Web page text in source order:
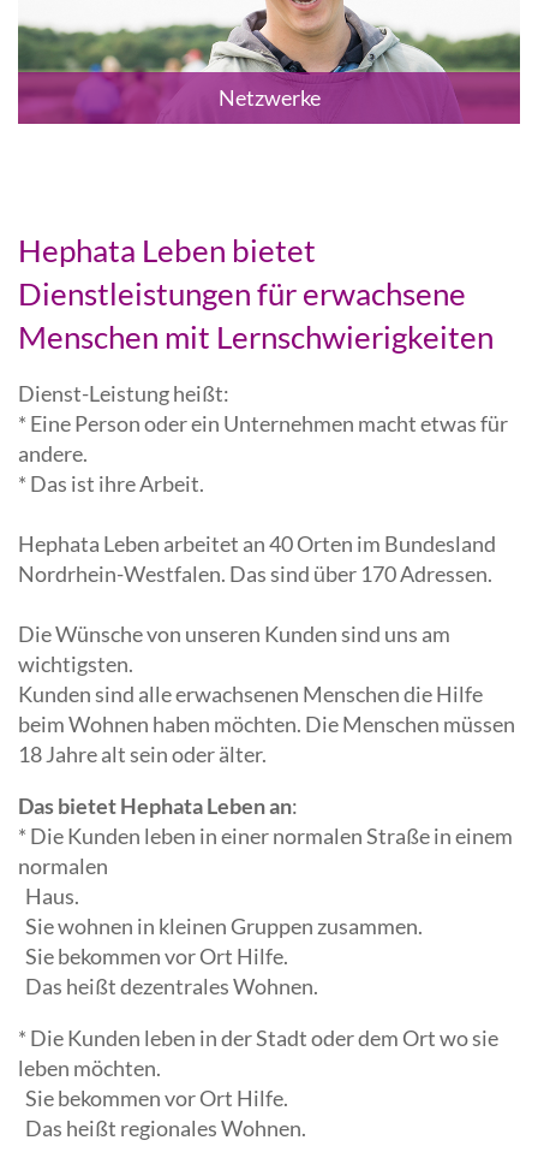
Netzwerke
Hephata Leben bietet
Dienstleistungen für erwachsene
Menschen mit Lernschwierigkeiten
Dienst-Leistung heißt:
* Eine Person oder ein Unternehmen macht etwas für
andere.
* Das ist ihre Arbeit.
Hephata Leben arbeitet an 40 Orten im Bundesland
Nordrhein-Westfalen. Das sind über 170 Adressen.
Die Wünsche von unseren Kunden sind uns am
wichtigsten.
Kunden sind alle erwachsenen Menschen die Hilfe
beim Wohnen haben möchten. Die Menschen müssen
18 Jahre alt sein oder älter.
Das bietet Hephata Leben an:
* Die Kunden leben in einer normalen Straße in einem
normalen
Haus.
Sie wohnen in kleinen Gruppen zusammen.
Sie bekommen vor Ort Hilfe.
Das heißt dezentrales Wohnen.
* Die Kunden leben in der Stadt oder dem Ort wo sie
leben möchten.
Sie bekommen vor Ort Hilfe.
Das heißt regionales Wohnen.